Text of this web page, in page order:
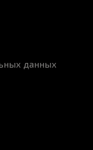
данных